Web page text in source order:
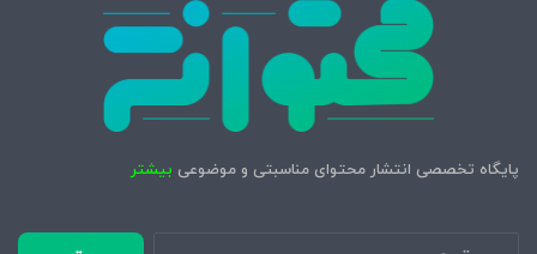
پایگاه تخصصی انتشار محتوای مناسبتی و موضوعی بیشتر
جستجو